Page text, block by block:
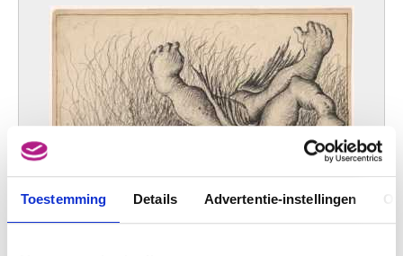
Toestemming Details Advertentie-instellingen